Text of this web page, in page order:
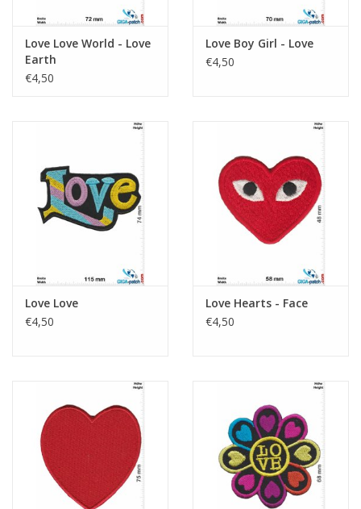
Love Love World - Love
Earth
€4,50
Love Boy Girl - Love
€4,50
Love Love
€4,50
Love Hearts - Face
€4,50